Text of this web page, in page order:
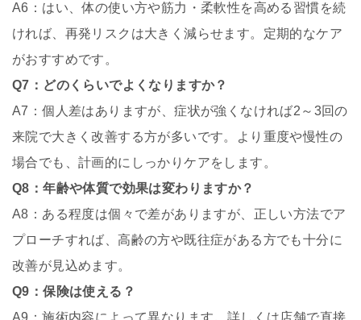
A6：はい、体の使い方や筋力・柔軟性を高める習慣を続
ければ、再発リスクは大きく減らせます。定期的なケア
がおすすめです。
Q7：どのくらいでよくなりますか？
A7：個人差はありますが、症状が強くなければ2～3回の
来院で大きく改善する方が多いです。より重度や慢性の
場合でも、計画的にしっかりケアをします。
Q8：年齢や体質で効果は変わりますか？
A8：ある程度は個々で差がありますが、正しい方法でア
プローチすれば、高齢の方や既往症がある方でも十分に
改善が見込めます。
Q9：保険は使える？
A9：施術内容によって異なります。詳しくは店舗で直接